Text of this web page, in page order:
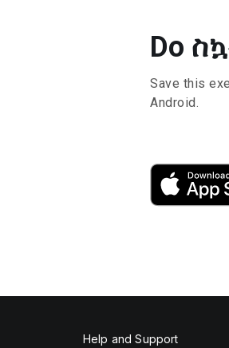
Do
Save this
Android.
Help and Support